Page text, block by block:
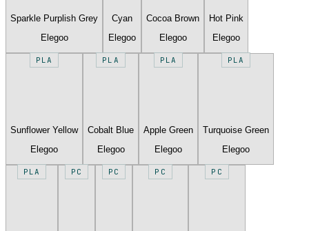
Sparkle Purplish Grey
Elegoo
Cyan
Elegoo
Cocoa Brown
Elegoo
Hot Pink
Elegoo
PLA
Sunflower Yellow
Elegoo
PLA
Cobalt Blue
Elegoo
PLA
Apple Green
Elegoo
PLA
Turquoise Green
Elegoo
PLA PC PC PC PC